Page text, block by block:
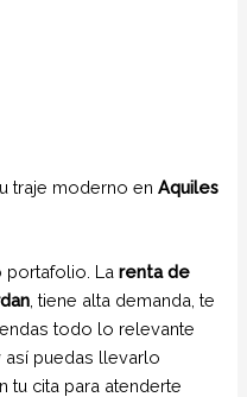
traje moderno enAquiles
portafolio. Larenta de
, tiene alta demanda, te
todo lo relevante
puedas llevarlo
tu cita para atenderte